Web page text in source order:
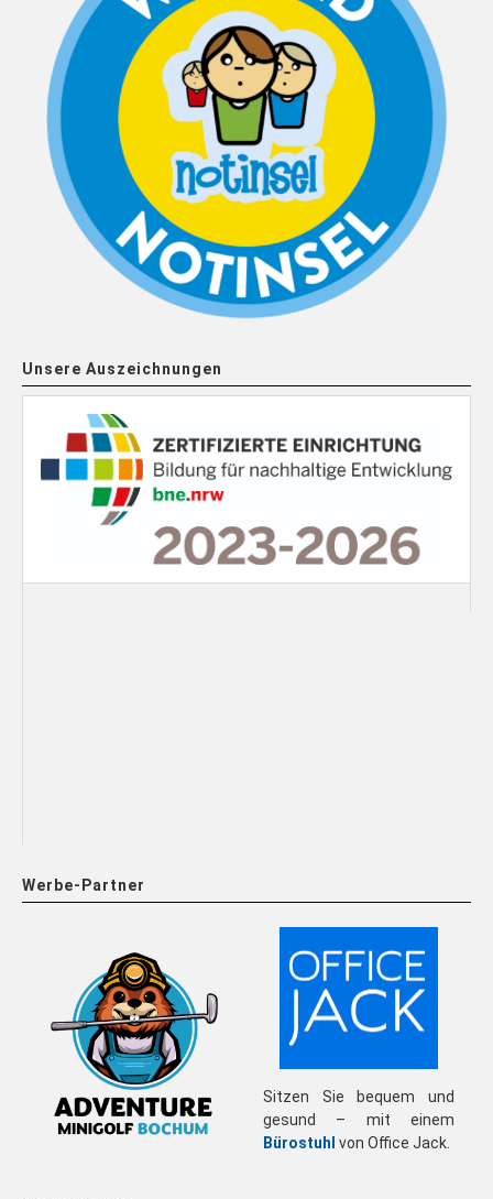
Unsere Auszeichnungen
Werbe-Partner
Sitzen Sie bequem und
gesund – mit einem
Bürostuhl von Office Jack.